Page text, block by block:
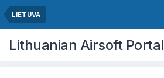
LIETUVA
Lithuanian Airsoft Portal